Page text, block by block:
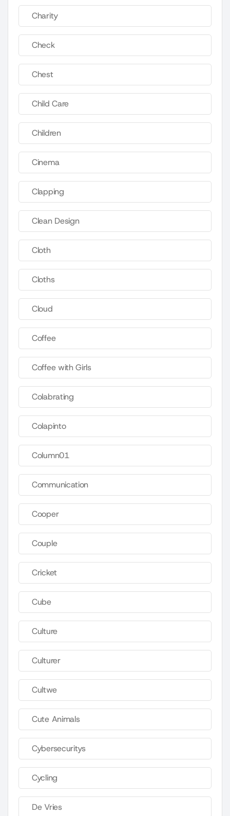
Charity
Check
Chest
Child Care
Children
Cinema
Clapping
Clean Design
Cloth
Cloths
Cloud
Coffee
Coffee with Girls
Colabrating
Colapinto
Column01
Communication
Cooper
Couple
Cricket
Cube
Culture
Culturer
Cultwe
Cute Animals
Cybersecuritys
Cycling
De Vries